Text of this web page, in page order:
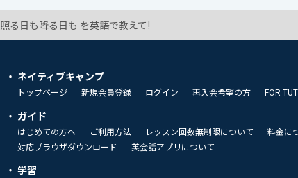
照る日も降る日も を英語で教えて!
ネイティブキャンプ
トップページ 新規会員登録 ログイン 再入会希望の方 FOR
ガイド
はじめての方へ ご利用方法 レッスン回数無制限について
料金に
対応ブラウザダウンロード
英会話アプリについて
学習